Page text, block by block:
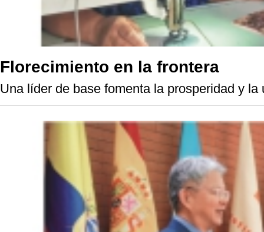
Florecimiento en la frontera
Una líder de base fomenta la prosperidad y